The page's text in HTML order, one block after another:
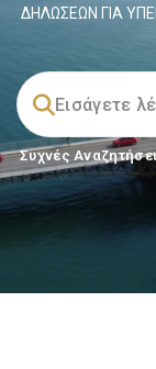
ΔΗΛΩΣΕΩΝ ΓΙΑ
Συχνές